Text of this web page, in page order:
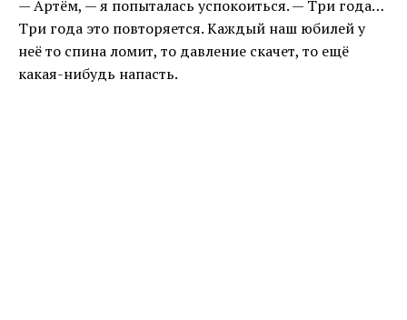
— Артём, — я попыталась успокоиться. — Три года…
Три года это повторяется. Каждый наш юбилей у
неё то спина ломит, то давление скачет, то ещё
какая-нибудь напасть.